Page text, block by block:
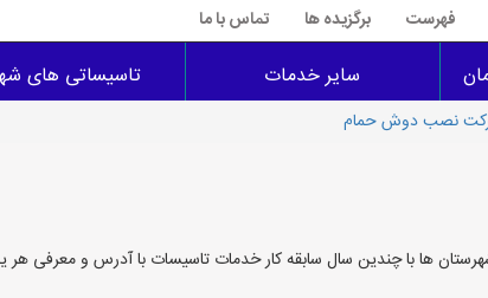
فهرست برگزیده ها تماس با ما
سایر خدمات تاسیساتی های
نصب دوش حمام
ها با چندین سال سابقه کار خدمات تاسیسات با آدرس و معرفی هر